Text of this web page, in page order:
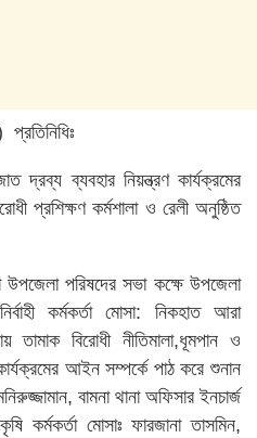
দ্রব্য ব্যবহার নিয়ন্ত্রণ কার্যক্রমের
প্রশিক্ষণ কর্মশালা ও রেলী অনুষ্ঠিত
উপজেলা পরিষদের সভা কক্ষে উপজেলা
কর্মকর্তা মোসা: নিকহাত আরা
তামাক বিরোধী নীতিমালা,ধূমপান ও
আইন সম্পর্কে পাঠ করে শুনান
বামনা থানা অফিসার ইনচার্জ
কর্মকর্তা মোসাঃ ফারজানা তাসমিন,